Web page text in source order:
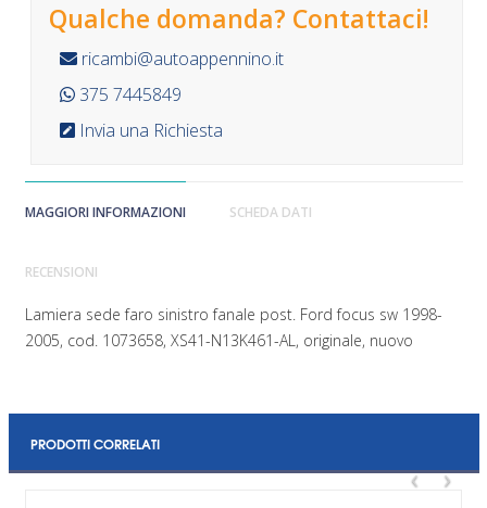
Qualche domanda? Contattaci!
ricambi@autoappennino.it
375 7445849
Invia una Richiesta
MAGGIORI INFORMAZIONI SCHEDA DATI
RECENSIONI
Lamiera sede faro sinistro fanale post. Ford focus sw 1998-
2005, cod. 1073658, XS41-N13K461-AL, originale, nuovo
PRODOTTI CORRELATI
‹ ›